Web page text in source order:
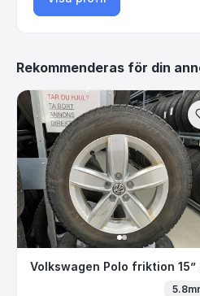
Rekommenderas för din
Volkswagen Polo